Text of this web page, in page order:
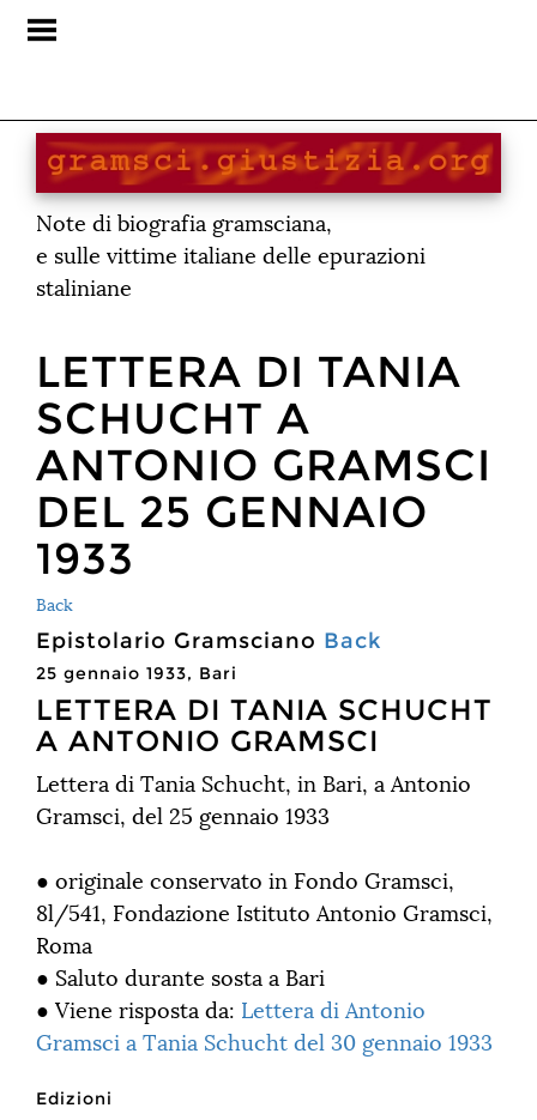
Note di biografia gramsciana,
e sulle vittime italiane delle epurazioni
staliniane
LETTERA DI TANIA
SCHUCHT A
ANTONIO GRAMSCI
DEL 25 GENNAIO
1933
Back
Epistolario Gramsciano Back
25 gennaio 1933, Bari
LETTERA DI TANIA SCHUCHT
A ANTONIO GRAMSCI
Lettera di Tania Schucht, in Bari, a Antonio
Gramsci, del 25 gennaio 1933
● originale conservato in Fondo Gramsci,
8l/541, Fondazione Istituto Antonio Gramsci,
Roma
● Saluto durante sosta a Bari
● Viene risposta da: Lettera di Antonio
Gramsci a Tania Schucht del 30 gennaio 1933
Edizioni